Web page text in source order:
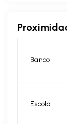
Banco
Escola